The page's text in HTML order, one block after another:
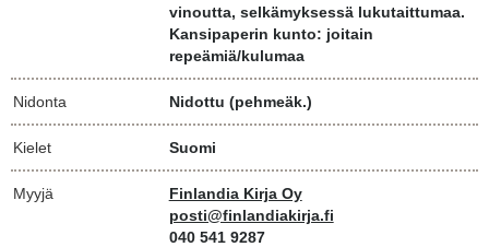
vinoutta, selkämyksessä lukutaittumaa.
Kansipaperin kunto: joitain
repeämiä/kulumaa
Nidonta Nidottu (pehmeäk.)
Kielet Suomi
Myyjä
Finlandia Kirja Oy
posti@finlandiakirja.fi
040 541 9287